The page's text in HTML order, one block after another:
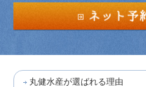
丸健水産が選ばれる理由